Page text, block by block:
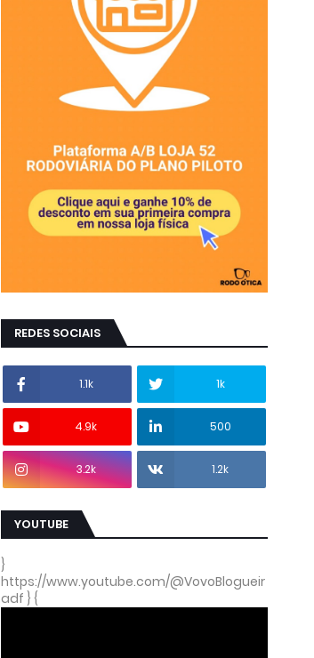
REDES SOCIAIS
1.1k 1k
4.9k 500
3.2k 1.2k
YOUTUBE
}
https://www.youtube.com/@VovoBlogueir
adf } {